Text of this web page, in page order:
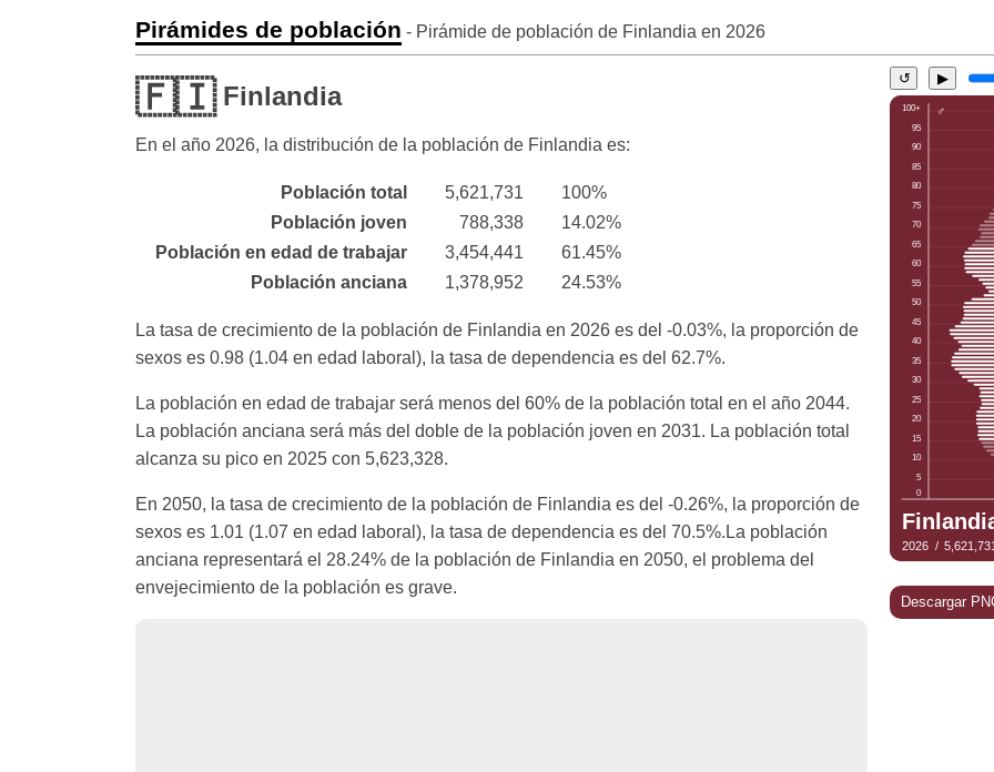
Pirámides de población - Pirámide de población de Finlandia en 2026
🇫🇮Finlandia
En el año 2026, la distribución de la población de Finlandia es:
Población total 5,621,731
100%
Población joven
788,338
14.02%
Población en edad de trabajar
3,454,441
61.45%
Población anciana
1,378,952 24.53%
La tasa de crecimiento de la población de Finlandia en 2026 es del -0.03%, la proporción de
sexos es 0.98 (1.04 en edad laboral), la tasa de dependencia es del 62.7%.
La población en edad de trabajar será menos del 60% de la población total en el año 2044.
La población anciana será más del doble de la población joven en 2031. La población total
alcanza su pico en 2025 con 5,623,328.
En 2050, la tasa de crecimiento de la población de Finlandia es del -0.26%, la proporción de
sexos es 1.01 (1.07 en edad laboral), la tasa de dependencia es del 70.5%.La población
anciana representará el 28.24% de la población de Finlandia en 2050, el problema del
envejecimiento de la población es grave.
↺ ▶
Descargar